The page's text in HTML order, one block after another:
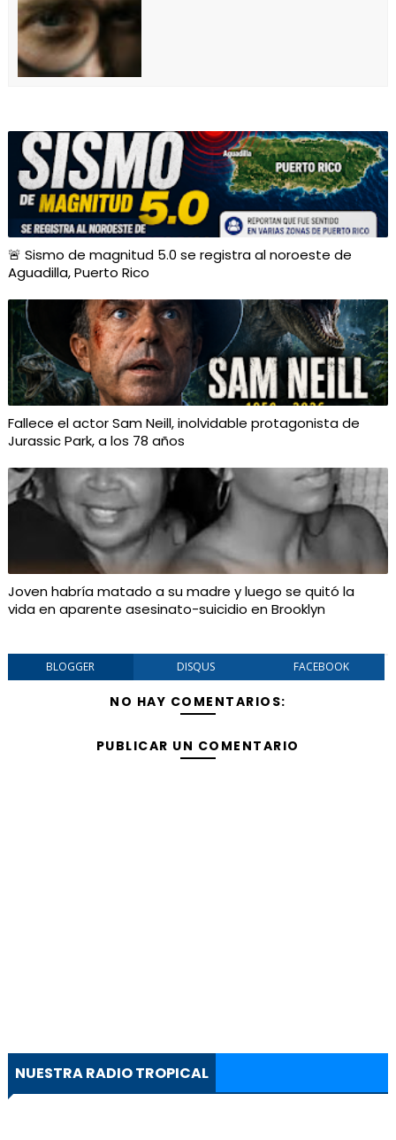
🚨 Sismo de magnitud 5.0 se registra al noroeste de
Aguadilla, Puerto Rico
Fallece el actor Sam Neill, inolvidable protagonista de
Jurassic Park, a los 78 años
Joven habría matado a su madre y luego se quitó la
vida en aparente asesinato-suicidio en Brooklyn
BLOGGER DISQUS FACEBOOK
NO HAY COMENTARIOS:
PUBLICAR UN COMENTARIO
NUESTRA RADIO TROPICAL